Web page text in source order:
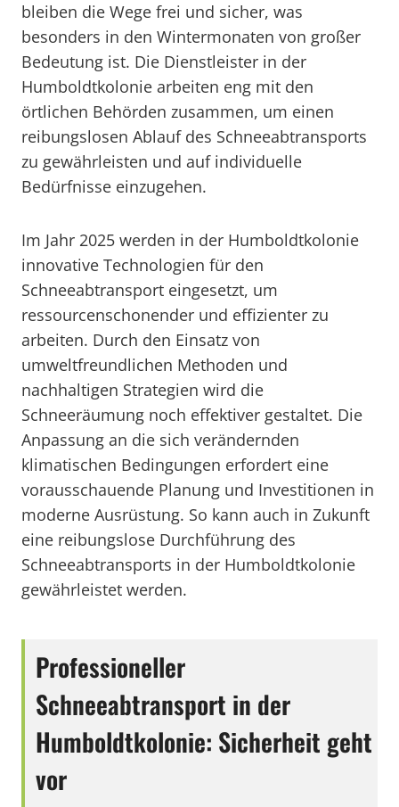
bleiben die Wege frei und sicher, was
besonders in den Wintermonaten von großer
Bedeutung ist. Die Dienstleister in der
Humboldtkolonie arbeiten eng mit den
örtlichen Behörden zusammen, um einen
reibungslosen Ablauf des Schneeabtransports
zu gewährleisten und auf individuelle
Bedürfnisse einzugehen.
Im Jahr 2025 werden in der Humboldtkolonie
innovative Technologien für den
Schneeabtransport eingesetzt, um
ressourcenschonender und effizienter zu
arbeiten. Durch den Einsatz von
umweltfreundlichen Methoden und
nachhaltigen Strategien wird die
Schneeräumung noch effektiver gestaltet. Die
Anpassung an die sich verändernden
klimatischen Bedingungen erfordert eine
vorausschauende Planung und Investitionen in
moderne Ausrüstung. So kann auch in Zukunft
eine reibungslose Durchführung des
Schneeabtransports in der Humboldtkolonie
gewährleistet werden.
Professioneller
Schneeabtransport in der
Humboldtkolonie: Sicherheit geht
vor